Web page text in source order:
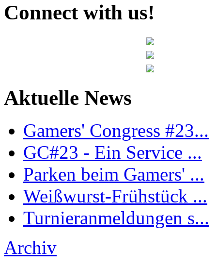
Connect with us!
Aktuelle News
Gamers' Congress #23...
GC#23 - Ein Service ...
Parken beim Gamers' ...
Weißwurst-Frühstück ...
Turnieranmeldungen s...
Archiv